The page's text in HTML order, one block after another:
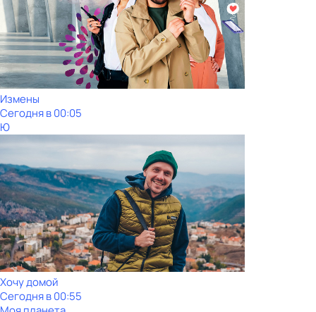
Измены
Сегодня в 00:05
Ю
Хочу домой
Сегодня в 00:55